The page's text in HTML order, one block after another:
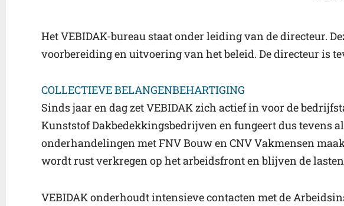
Het VEBIDAK-bureau staat onder leiding van de directeur.
voorbereiding en uitvoering van het beleid. De directeur is
COLLECTIEVE BELANGENBEHARTIGING
Sinds jaar en dag zet VEBIDAK zich actief in voor de
Kunststof Dakbedekkingsbedrijven en fungeert dus tevens
onderhandelingen met FNV Bouw en CNV Vakmensen
wordt rust verkregen op het arbeidsfront en blijven de
VEBIDAK onderhoudt intensieve contacten met de